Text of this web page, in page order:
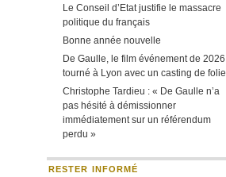
Le Conseil d’Etat justifie le massacre
politique du français
Bonne année nouvelle
De Gaulle, le film événement de 2026
tourné à Lyon avec un casting de folie
Christophe Tardieu : « De Gaulle n’a
pas hésité à démissionner
immédiatement sur un référendum
perdu »
RESTER INFORMÉ